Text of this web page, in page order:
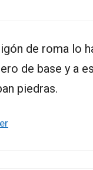
de roma lo
de base y a
piedras.